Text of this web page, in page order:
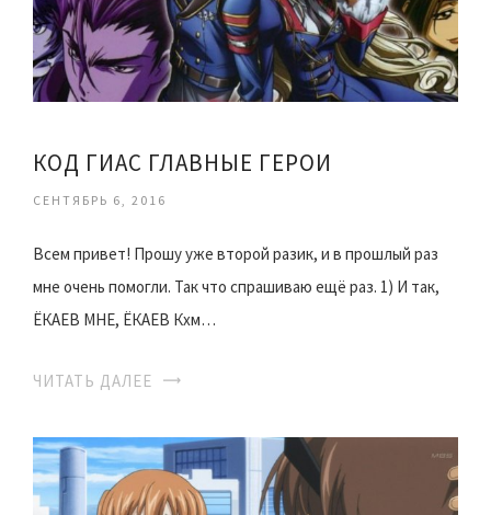
КОД ГИАС ГЛАВНЫЕ ГЕРОИ
СЕНТЯБРЬ 6, 2016
Всем привет! Прошу уже второй разик, и в прошлый раз
мне очень помогли. Так что спрашиваю ещё раз. 1) И так,
ЁКАЕВ МНЕ, ЁКАЕВ Кхм…
ЧИТАТЬ ДАЛЕЕ